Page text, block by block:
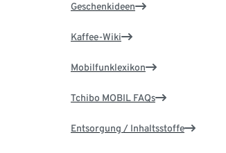
Geschenkideen
Kaffee-Wiki
Mobilfunklexikon
Tchibo MOBIL FAQs
Entsorgung / Inhaltsstoffe